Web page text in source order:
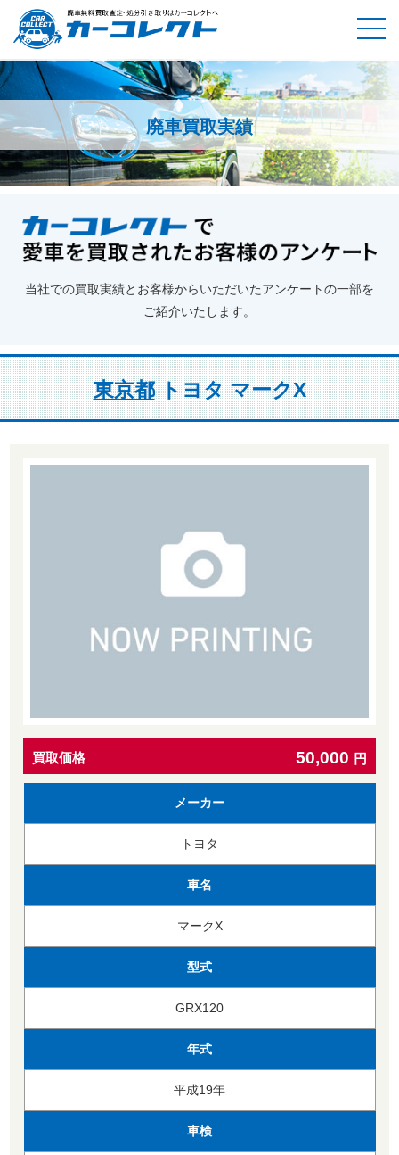
廃車買取実績
ホーム 廃車買取実績 東京都 トヨタ マークX
当社での買取実績とお客様からいただいたアンケートの一部を
ご紹介いたします。
東京都トヨタ マークX
買取価格 50,000 円
メーカー
トヨタ
車名
マークX
型式
GRX120
年式
平成19年
車検